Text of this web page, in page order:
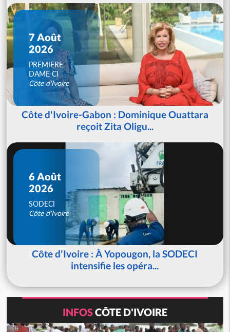
7 Août
2026
PREMIERE
DAME CI
Côte d'Ivoire
Côte d'Ivoire-Gabon : Dominique Ouattara
reçoit Zita Oligu...
6 Août
2026
SODECI
Côte d'Ivoire
Côte d'Ivoire : À Yopougon, la SODECI
intensifie les opéra...
INFOSCÔTE D'IVOIRE